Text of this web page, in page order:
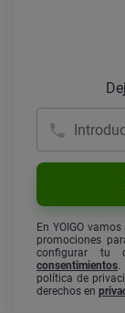
En YOIGO
promociones
configurar tu
consentimientos.
política de
derechos en